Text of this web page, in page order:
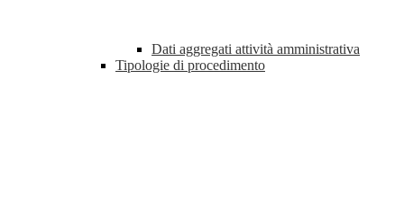
Dati aggregati attività amministrativa
Tipologie di procedimento